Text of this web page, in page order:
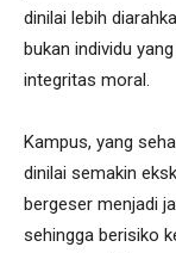
dinilai lebih
bukan individu
integritas moral.
Kampus, yang
dinilai semakin
bergeser menjadi
sehingga berisiko